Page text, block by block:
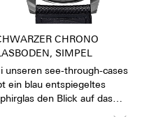
CHRONO
SIMPEL
unseren see-through-cases
ein blau entspiegeltes
den Blick auf das